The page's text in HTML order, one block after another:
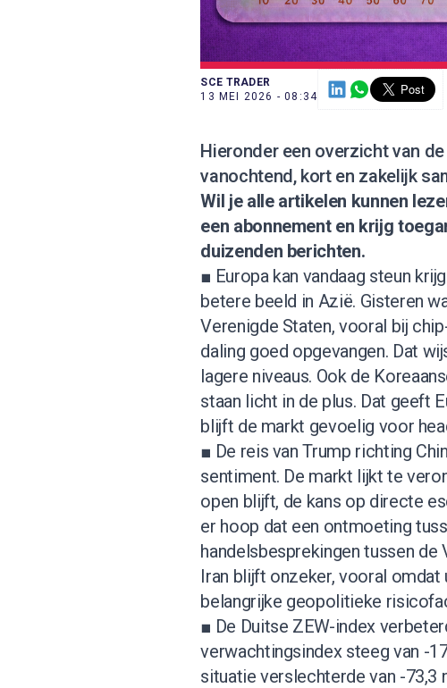
SCE TRADER
13 MEI 2026 - 08:34
Hieronder een overzicht van
vanochtend, kort en zakelijk
Wil je alle artikelen kunnen
een abonnementen krijg
duizenden berichten.
■ Europa kan vandaag steun
betere beeld in Azië. Gisteren
Verenigde Staten, vooral bij
daling goed opgevangen. Dat
lagere niveaus. Ook de
staan licht in de plus. Dat geeft
blijft de markt gevoelig voor
■ De reis van Trump richting
sentiment. De markt lijkt te
open blijft, de kans op directe
er hoop dat een ontmoeting
handelsbesprekingen tussen de
Iran blijft onzeker, vooral omdat
belangrijke geopolitieke
■ De Duitse ZEW-index
verwachtingsindex steeg van -
situatie verslechterde van -73,3